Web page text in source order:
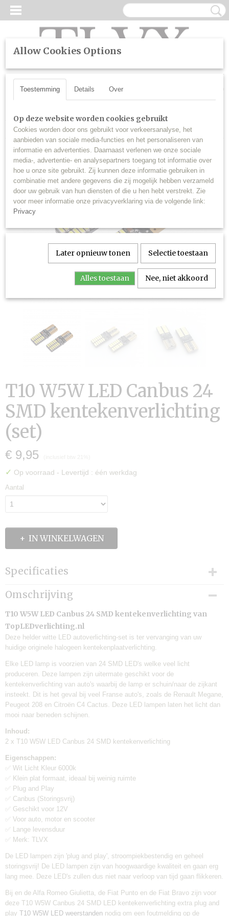
Inloggen Registreren
UW WINKELWAGEN
Home >LED>Kentekenverlichting>T10 W5W LED Canbus 24
SMD kentekenverlichting (set)
T10 W5W LED Canbus 24
SMD kentekenverlichting
(set)
€ 9,95
✓ Op voorraad - Levertijd : één werkdag
Aantal
IN WINKELWAGEN
Specificaties
Productcode
TLV-LK04
EAN code
7446000148152
Levertijd:
Eén werkdag
TLVX
Garantie:
6 maanden
Geschikt voor:
Auto's
Ja
12V
Inhoud verpakking:
2 stuks
Verzendkosten:
Gratis
Omschrijving
T10 W5W LED Canbus 24 SMD kentekenverlichting van
TopLEDverlichting.nl
Deze helder witte LED autoverlichting-set is ter vervanging van uw
huidige originele halogeen kentekenplaatverlichting.
Elke LED lamp is voorzien van 24 SMD LED's welke veel licht
produceren. Deze lampen zijn uitermate geschikt voor de
kentekenverlichting van auto's waarbij de lamp er schuin/naar de zijkant
insteekt. Dit is het geval bij veel Franse auto's, zoals de Renault Megane,
Peugeot 208 en Citroën C4 Cactus. Deze LED lampen laten het licht dan
mooi naar beneden schijnen.
Inhoud:
2 x T10 W5W LED Canbus 24 SMD kentekenverlichting
Eigenschappen:
✅ Wit Licht Kleur 6000k
✅ Klein plat formaat, ideaal bij weinig ruimte
✅ Plug and Play
✅ Canbus (Storingsvrij)
✅ Geschikt voor 12V
✅ Voor auto, motor en scooter
✅ Lange levensduur
✅ Merk: TLVX
De LED lampen zijn 'plug and play', stroompiekbestendig en geheel
storingsvrij! De LED lampen zijn van hoogwaardige kwaliteit en gaan erg
lang mee. Deze LED's zullen dus niet naar verloop van tijd gaan flikkeren.
Bij en de Alfa Romeo Giulietta, de Fiat Punto en de Fiat Bravo zijn voor
deze T10 W5W Canbus 24 SMD LED kentekenverlichting extra plug and
play T10 W5W LED weerstanden nodig om een foutmelding op de
Allow Cookies Options
Toestemming Details Over
Op deze website worden cookies gebruikt
Cookies worden door ons gebruikt voor verkeersanalyse, het
aanbieden van sociale media-functies en het personaliseren van
informatie en advertenties. Daarnaast verlenen we onze sociale
media-, advertentie- en analysepartners toegang tot informatie over
hoe u onze site gebruikt. Zij kunnen deze informatie gebruiken in
combinatie met andere gegevens die zij mogelijk hebben verzameld
door uw gebruik van hun diensten of die u hen hebt verstrekt. Zie
voor meer informatie onze privacyverklaring via de volgende link:
Privacy
Later opnieuw tonen Selectie toestaan
Alles toestaan Nee, niet akkoord